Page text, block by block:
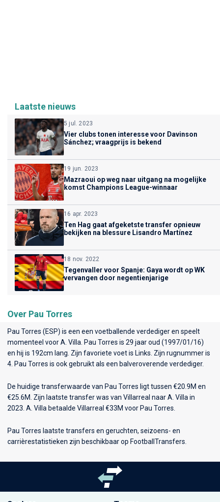
Laatste nieuws
5 jul. 2023
Vier clubs tonen interesse voor Davinson
Sánchez; vraagprijs is bekend
19 jun. 2023
Mazraoui op weg naar uitgang na mogelijke
komst Champions League-winnaar
16 apr. 2023
Ten Hag gaat afgeketste transfer opnieuw
bekijken na blessure Lisandro Martínez
18 nov. 2022
Tegenvaller voor Spanje: Gaya wordt op WK
vervangen door negentienjarige
Over Pau Torres
Pau Torres (ESP) is een een voetballende verdediger en speelt
momenteel voorA. Villa . Pau Torres is 29 jaar oud (1997/01/16)
en hij is 192cm lang. Zijn favoriete voet is Links. Zijn rugnummer is
4. Pau Torres is ook gebruikt als een balveroverende verdediger.
De huidige transferwaarde van Pau Torres ligt tussen €20.9M en
€25.6M. Zijn laatste transfer was van Villarreal naar A. Villa in
2023. A. Villa betaalde Villarreal €33M voor Pau Torres.
Pau Torres laatste transfers en geruchten, seizoens- en
carrièrestatistieken zijn beschikbaar op FootballTransfers.